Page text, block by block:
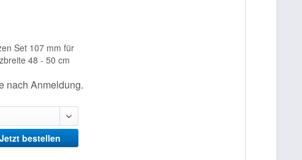
Set 107 mm für
48 - 50 cm
nach Anmeldung.
bestellen